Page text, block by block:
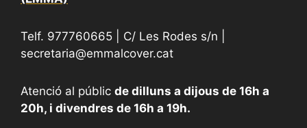
Telf. 977760665 | C/ Les Rodes s/n |
secretaria@emmalcover.cat
Atenció al públic de dilluns a dijous de 16h a
20h, i divendres de 16h a 19h.